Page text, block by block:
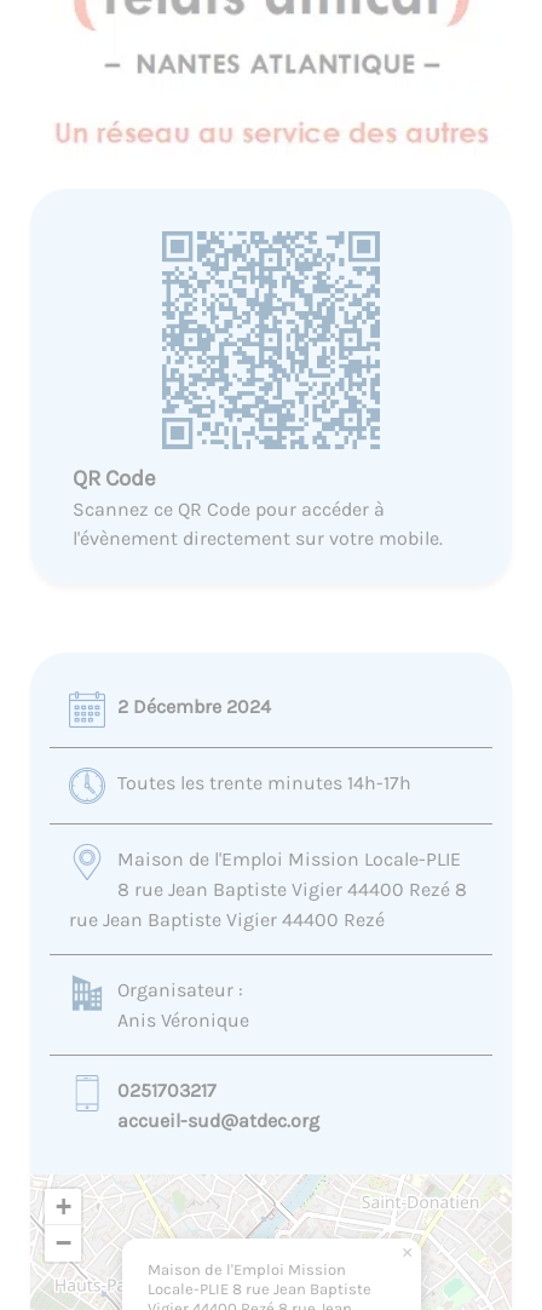
QR Code
Scannez ce QR Code pour accéder à
l'évènement directement sur votre mobile.
2 Décembre 2024
Toutes les trente minutes 14h-17h
Maison de l'Emploi Mission Locale-PLIE
8 rue Jean Baptiste Vigier 44400 Rezé 8
rue Jean Baptiste Vigier 44400 Rezé
Organisateur :
Anis Véronique
0251703217
accueil-sud@atdec.org
Maison de l'Emploi Mission
Locale-PLIE 8 rue Jean Baptiste
×
+
−